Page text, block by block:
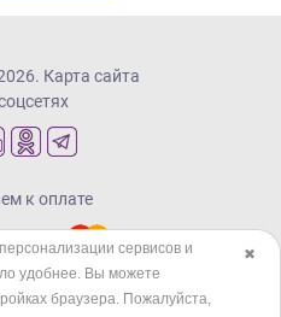
Карта сайта
к оплате
рассрочка
✖
сервисов и
удобнее. Вы можете
браузера. Пожалуйста,